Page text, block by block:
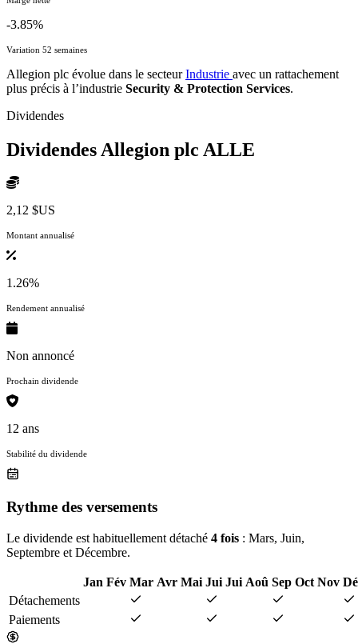
-3.85%
Variation 52 semaines
Allegion plc évolue dans le secteurIndustrie avec un rattachement
plus précis à l’industrie Security & Protection Services.
Dividendes
Dividendes Allegion plc ALLE
2,12 $US
Montant annualisé
1.26%
Rendement annualisé
Non annoncé
Prochain dividende
12 ans
Stabilité du dividende
Rythme des versements
Le dividende est habituellement détaché 4 fois : Mars, Juin,
Septembre et Décembre.
Jan Fév Mar Avr Mai Jui Jui Aoû Sep Oct Nov
Détachements
Paiements